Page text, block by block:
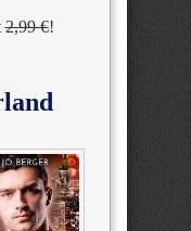
2,99 €!